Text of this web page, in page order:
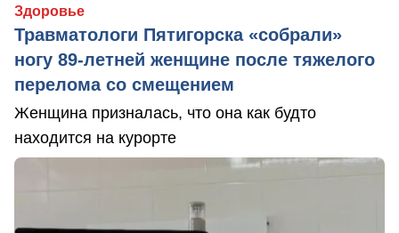
Здоровье
Травматологи Пятигорска «собрали»
ногу 89-летней женщине после тяжелого
перелома со смещением
Женщина призналась, что она как будто
находится на курорте